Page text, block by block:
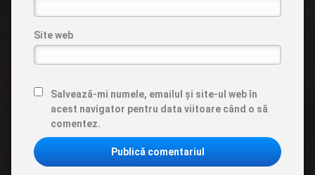
Site web
Salvează-mi numele, emailul și site-ul web în
acest navigator pentru data viitoare când o să
comentez.